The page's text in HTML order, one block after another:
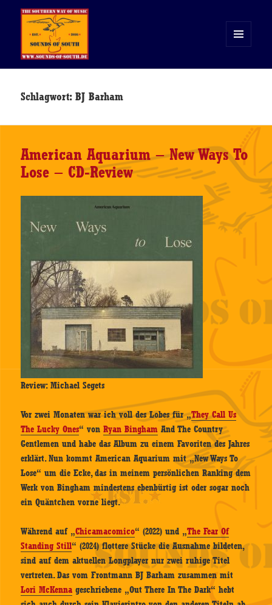
WIDGETS
Schlagwort:BJ Barham
American Aquarium – New Ways To
Lose – CD-Review
Review: Michael Segets
Vor zwei Monaten war ich voll des Lobes für „They Call Us
The Lucky Ones“ vonRyan Bingham And The Country
Gentlemen und habe das Album zu einem Favoriten des Jahres
erklärt. Nun kommt American Aquarium mit „New Ways To
Lose“ um die Ecke, das in meinem persönlichen Ranking dem
Werk von Bingham mindestens ebenbürtig ist oder sogar noch
ein Quäntchen vorne liegt.
Während auf „Chicamacomico“ (2022) und „The Fear Of
Standing Still“ (2024) flottere Stücke die Ausnahme bildeten,
sind auf dem aktuellen Longplayer nur zwei ruhige Titel
vertreten. Das vom Frontmann BJ Barham zusammen mit
Lori McKenna geschriebene „Out There In The Dark“ hebt